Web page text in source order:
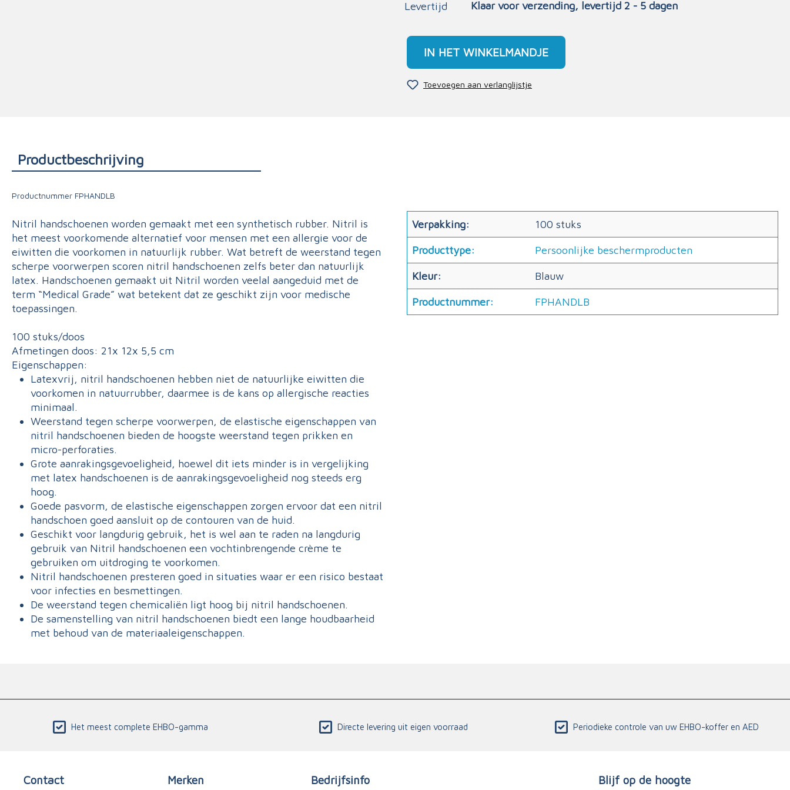
Levertijd Klaar voor verzending, levertijd 2 - 5 dagen
IN HET WINKELMANDJE
Toevoegen aan verlanglijstje
Productbeschrijving
Productnummer FPHANDLB
Nitril handschoenen worden gemaakt met een synthetisch rubber. Nitril is
het meest voorkomende alternatief voor mensen met een allergie voor de
eiwitten die voorkomen in natuurlijk rubber. Wat betreft de weerstand tegen
scherpe voorwerpen scoren nitril handschoenen zelfs beter dan natuurlijk
latex. Handschoenen gemaakt uit Nitril worden veelal aangeduid met de
term “Medical Grade” wat betekent dat ze geschikt zijn voor medische
toepassingen.
100 stuks/doos
Afmetingen doos: 21x 12x 5,5 cm
Eigenschappen:
Latexvrij, nitril handschoenen hebben niet de natuurlijke eiwitten die
voorkomen in natuurrubber, daarmee is de kans op allergische reacties
minimaal.
Weerstand tegen scherpe voorwerpen, de elastische eigenschappen van
nitril handschoenen bieden de hoogste weerstand tegen prikken en
micro-perforaties.
Grote aanrakingsgevoeligheid, hoewel dit iets minder is in vergelijking
met latex handschoenen is de aanrakingsgevoeligheid nog steeds erg
hoog.
Goede pasvorm, de elastische eigenschappen zorgen ervoor dat een nitril
handschoen goed aansluit op de contouren van de huid.
Geschikt voor langdurig gebruik, het is wel aan te raden na langdurig
gebruik van Nitril handschoenen een vochtinbrengende crème te
gebruiken om uitdroging te voorkomen.
Nitril handschoenen presteren goed in situaties waar er een risico bestaat
voor infecties en besmettingen.
De weerstand tegen chemicaliën ligt hoog bij nitril handschoenen.
De samenstelling van nitril handschoenen biedt een lange houdbaarheid
met behoud van de materiaaleigenschappen.
Verpakking: 100 stuks
Producttype: Persoonlijke beschermproducten
Kleur: Blauw
Productnummer: FPHANDLB
Het meest complete EHBO-gamma Directe levering uit eigen voorraad Periodieke controle van uw EHBO-koffer en AED
Contact Merken Bedrijfsinfo Blijf op de hoogte